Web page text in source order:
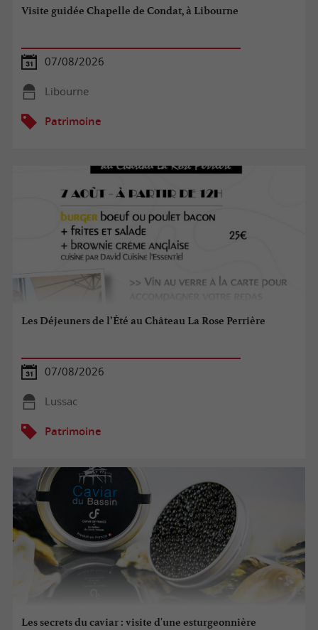
Visite guidée Chapelle de Condat, à Libourne
07/08/2026
Libourne
Patrimoine
Les Déjeuners de l’Été au Château La Rose Perrière
07/08/2026
Lussac
Patrimoine
Les secrets du caviar : visite d'une esturgeonnière